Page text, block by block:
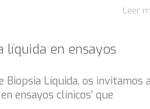
Leer
líquida en ensayos
Líquida, os invitamos a
ensayos clínicos’ que